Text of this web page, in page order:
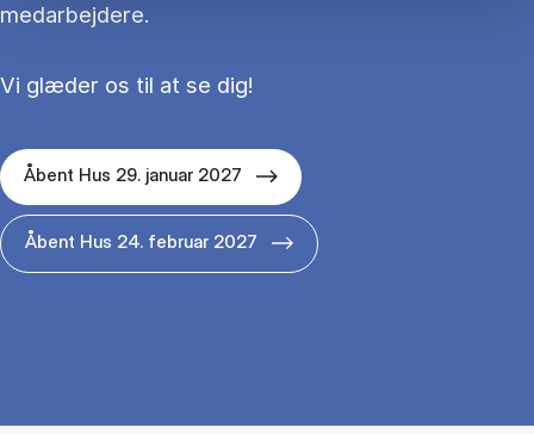
medarbejdere.
Vi glæder os til at se dig!
Åbent Hus 29. januar 2027
Åbent Hus 24. februar 2027